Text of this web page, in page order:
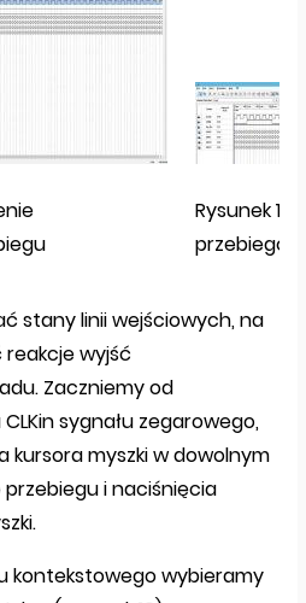
Rysunek
przebiegów
stany linii wejściowych, na
wyjść
Zaczniemy od
sygnału zegarowego,
myszki w dowolnym
i naciśnięcia
kontekstowego wybieramy